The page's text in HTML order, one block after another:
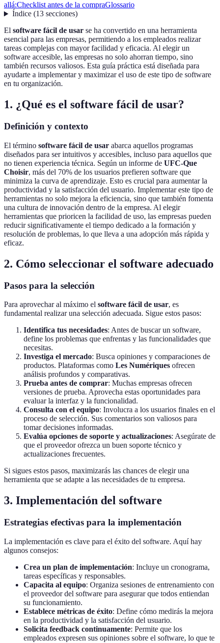
allá:Checklist antes de la compraGlossario
Índice(13 secciones)
El software fácil de usar se ha convertido en una herramienta
esencial para las empresas, permitiendo a los empleados realizar
tareas complejas con mayor facilidad y eficacia. Al elegir un
software accesible, las empresas no solo ahorran tiempo, sino
también recursos valiosos. Esta guía práctica está diseñada para
ayudarte a implementar y maximizar el uso de este tipo de software
en tu organización.
1. ¿Qué es el software fácil de usar?
Definición y contexto
El término software fácil de usar abarca aquellos programas
diseñados para ser intuitivos y accesibles, incluso para aquellos que
no tienen experiencia técnica. Según un informe de UFC-Que
Choisir, más del 70% de los usuarios prefieren software que
minimiza la curva de aprendizaje. Esto es crucial para aumentar la
productividad y la satisfacción del usuario. Implementar este tipo de
herramientas no solo mejora la eficiencia, sino que también fomenta
una cultura de innovación dentro de la empresa. Al elegir
herramientas que prioricen la facilidad de uso, las empresas pueden
reducir significativamente el tiempo dedicado a la formación y
resolución de problemas, lo que lleva a una adopción más rápida y
eficaz.
2. Cómo seleccionar el software adecuado
Pasos para la selección
Para aprovechar al máximo el software fácil de usar, es
fundamental realizar una selección adecuada. Sigue estos pasos:
Identifica tus necesidades: Antes de buscar un software,
define los problemas que enfrentas y las funcionalidades que
necesitas.
Investiga el mercado: Busca opiniones y comparaciones de
productos. Plataformas como Les Numériques ofrecen
análisis profundos y comparativas.
Prueba antes de comprar: Muchas empresas ofrecen
versiones de prueba. Aprovecha estas oportunidades para
evaluar la interfaz y la funcionalidad.
Consulta con el equipo: Involucra a los usuarios finales en el
proceso de selección. Sus comentarios son valiosos para
tomar decisiones informadas.
Evalúa opciones de soporte y actualizaciones: Asegúrate de
que el proveedor ofrezca un buen soporte técnico y
actualizaciones frecuentes.
Si sigues estos pasos, maximizarás las chances de elegir una
herramienta que se adapte a las necesidades de tu empresa.
3. Implementación del software
Estrategias efectivas para la implementación
La implementación es clave para el éxito del software. Aquí hay
algunos consejos:
Crea un plan de implementación: Incluye un cronograma,
tareas específicas y responsables.
Capacita al equipo: Organiza sesiones de entrenamiento con
el proveedor del software para asegurar que todos entiendan
su funcionamiento.
Establece métricas de éxito: Define cómo medirás la mejora
en la productividad y la satisfacción del usuario.
Solicita feedback continuamente: Permite que los
empleados expresen sus opiniones sobre el software, lo que te